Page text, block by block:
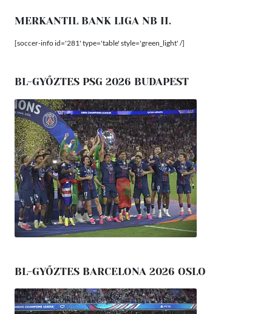
MERKANTIL BANK LIGA NB II.
[soccer-info id='281' type='table' style='green_light' /]
BL-GYŐZTES PSG 2026 BUDAPEST
BL-GYŐZTES BARCELONA 2026 OSLO